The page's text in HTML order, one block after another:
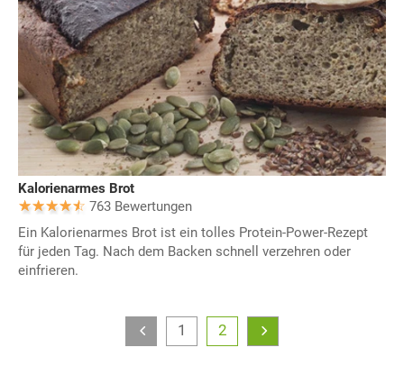
Kalorienarmes Brot
763 Bewertungen
Ein Kalorienarmes Brot ist ein tolles Protein-Power-Rezept
für jeden Tag. Nach dem Backen schnell verzehren oder
einfrieren.
1 2